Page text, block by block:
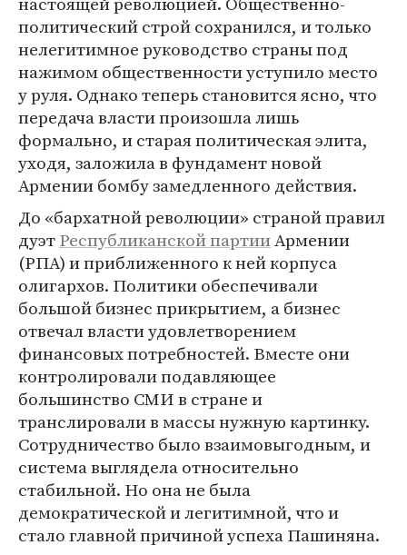
политический строй сохранился, и только
нелегитимное руководство страны под
нажимом общественности уступило место
у руля. Однако теперь становится ясно, что
передача власти произошла лишь
формально, и старая политическая элита,
уходя, заложила в фундамент новой
Армении бомбу замедленного действия.
До «бархатной революции» страной правил
дуэтРеспубликанской партииАрмении
(РПА) и приближенного к ней корпуса
олигархов. Политики обеспечивали
большой бизнес прикрытием, а бизнес
отвечал власти удовлетворением
финансовых потребностей. Вместе они
контролировали подавляющее
большинство СМИ в стране и
транслировали в массы нужную картинку.
Сотрудничество было взаимовыгодным, и
система выглядела относительно
стабильной. Но она не была
демократической и легитимной, что и
стало главной причиной успеха Пашиняна.